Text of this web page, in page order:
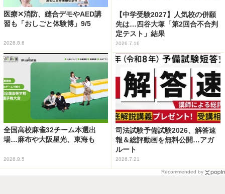
医療✕消防、縫合デモやAED講
習も「おしごと体験博」9/5
2026.8.6
【中学受験2027】人気校の併願
先は…四谷大塚「第2回合不合判
定テスト」結果
2026.7.16
全国高校麻雀32チーム本選出
場…麻布や大阪星光、東海も
2026.8.5
司法試験予備試験2026、解答速
報＆総評動画を無料公開…アガ
ルート
2026.7.21
Recommended by